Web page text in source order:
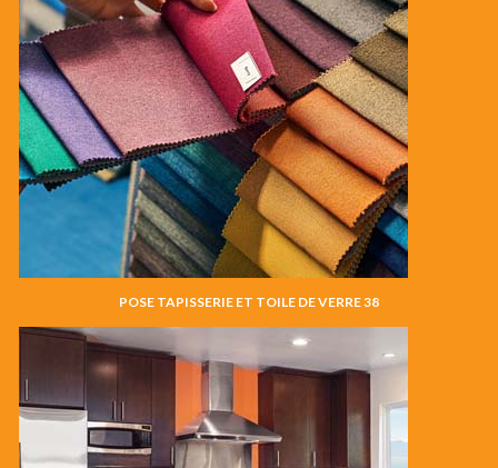
POSE TAPISSERIE ET TOILE DE VERRE 38